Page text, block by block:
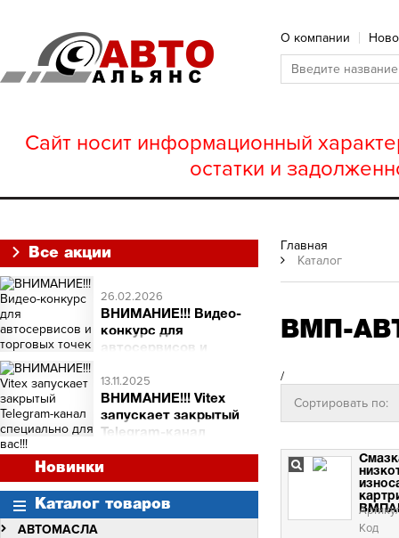
О компании
Сайт носит информационный
остатки и
Все акции
26.02.2026
ВНИМАНИЕ!!! Видео-
конкурс для
автосервисов и
ВНИМАНИЕ!!! Видео-
конкурс для автосервисов
и торговых точек
Сними видео с Vitex -
Quantum Molibden
13.11.2025
ВНИМАНИЕ!!! Vitex
запускает закрытый
Telegram-канал
ВНИМАНИЕ!!!
Telegram-канал
специально для вас!!!
Новинки
Каталог товаров
АВТОМАСЛА
Главная
Каталог
ВМП-
/
Сортировать по:
Код